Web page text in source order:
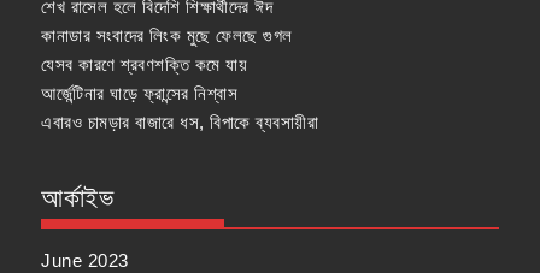
শেখ রাসেল হলে বিদেশি শিক্ষার্থীদের ঈদ
কানাডার সংবাদের লিংক মুছে ফেলছে গুগল
যেসব কারণে শ্রবণশক্তি কমে যায়
আর্জেন্টিনার ঘাড়ে ফ্রান্সের নিশ্বাস
এবারও চামড়ার বাজারে ধস, বিপাকে ব্যবসায়ীরা
আর্কাইভ
June 2023